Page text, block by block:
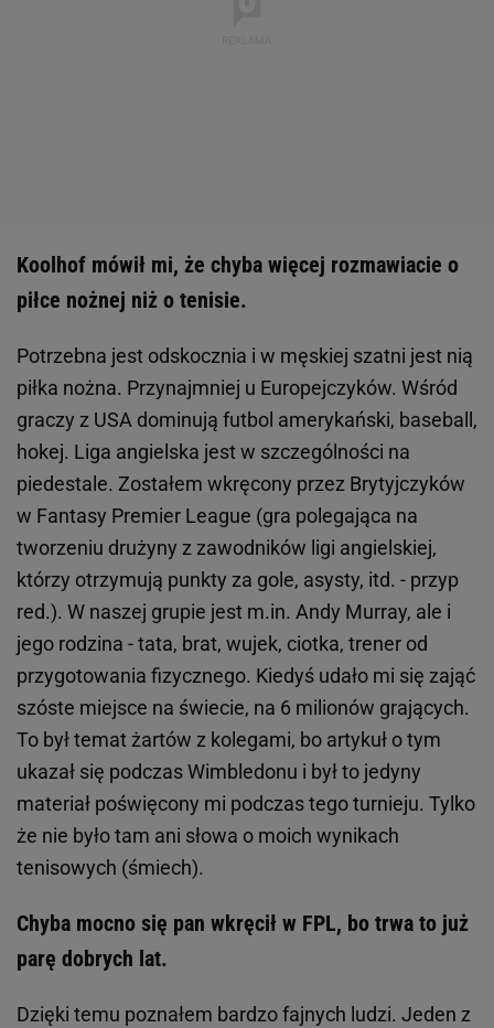
Koolhof mówił mi, że chyba więcej rozmawiacie o
piłce nożnej niż o tenisie.
Potrzebna jest odskocznia i w męskiej szatni jest nią
piłka nożna. Przynajmniej u Europejczyków. Wśród
graczy z USA dominują futbol amerykański, baseball,
hokej. Liga angielska jest w szczególności na
piedestale. Zostałem wkręcony przez Brytyjczyków
w Fantasy Premier League (gra polegająca na
tworzeniu drużyny z zawodników ligi angielskiej,
którzy otrzymują punkty za gole, asysty, itd. - przyp
red.). W naszej grupie jest m.in. Andy Murray, ale i
jego rodzina - tata, brat, wujek, ciotka, trener od
przygotowania fizycznego. Kiedyś udało mi się zająć
szóste miejsce na świecie, na 6 milionów grających.
To był temat żartów z kolegami, bo artykuł o tym
ukazał się podczas Wimbledonu i był to jedyny
materiał poświęcony mi podczas tego turnieju. Tylko
że nie było tam ani słowa o moich wynikach
tenisowych (śmiech).
Chyba mocno się pan wkręcił w FPL, bo trwa to już
parę dobrych lat.
Dzięki temu poznałem bardzo fajnych ludzi. Jeden z